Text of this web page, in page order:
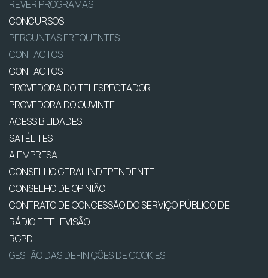
REVER PROGRAMAS
CONCURSOS
PERGUNTAS FREQUENTES
CONTACTOS
CONTACTOS
PROVEDORA DO TELESPECTADOR
PROVEDORA DO OUVINTE
ACESSIBILIDADES
SATÉLITES
A EMPRESA
CONSELHO GERAL INDEPENDENTE
CONSELHO DE OPINIÃO
CONTRATO DE CONCESSÃO DO SERVIÇO PÚBLICO DE
RÁDIO E TELEVISÃO
RGPD
GESTÃO DAS DEFINIÇÕES DE COOKIES